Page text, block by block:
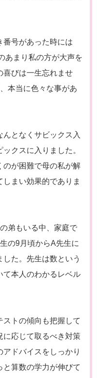
番号があった時には
あまり私の方が大声を
喜びは一生忘れませ
本当に色々な事があ
となくサビックス入
クスに入りました。
のが困難で母の私が解
まい効果的でありま
弟もいる中、家庭で
の9月頃からA先生に
た。先生は数という
て本人のわかるレベル
ストの傾向も把握して
に応じて取るべき対策
ドバイスをしっかり
と算数の学力が伸びて